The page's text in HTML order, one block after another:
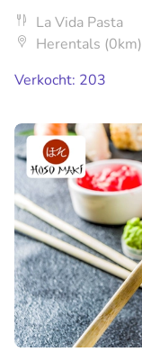
La Vida Pasta
Herentals (0km)
Verkocht: 203